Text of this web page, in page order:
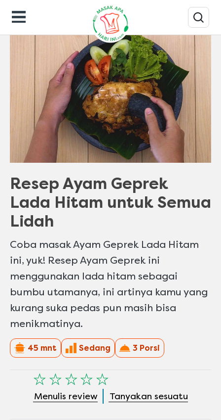
Resep Masakan
Resep Ayam Geprek
Lada Hitam untuk Semua
Lidah
Coba masak Ayam Geprek Lada Hitam
ini, yuk! Resep Ayam Geprek ini
menggunakan lada hitam sebagai
bumbu utamanya, ini artinya kamu yang
kurang suka pedas pun masih bisa
menikmatinya.
45 mnt Sedang 3 Porsi
Tidak
ada
peringkat
Menulis review Tanyakan sesuatu